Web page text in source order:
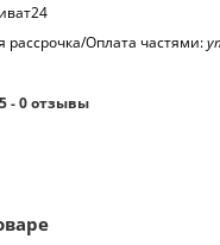
Оплата частями:
5-0отзывы